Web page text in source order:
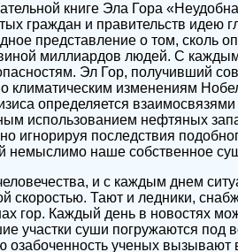
книге Эла Гора
граждан и правительств идею
представление о том, сколь
миллиардов людей. С каждым
Эл Гор, получивший
климатическим изменениям
определяется
использованием нефтяных
игнорируя последствия
немыслимо наше собственное
и с каждым днем
скоростью. Тают и ледники,
гор. Каждый день в новостях
участки суши погружаются под
озабоченность ученых вызывают